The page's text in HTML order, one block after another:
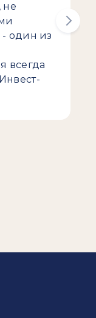
не
один из
всегда